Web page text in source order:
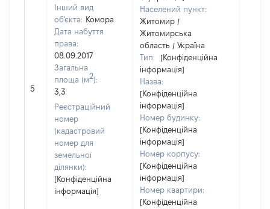
5
Інший вид
об'єкта: Комора
Дата набуття
права:
08.09.2017
Загальна
площа (м2):
3,3
Реєстраційний
номер
(кадастровий
номер для
земельної
ділянки):
[Конфіденційна
інформація]
Населений пункт:
Житомир /
Житомирська
область / Україна
Тип:
[Конфіденційна
інформація]
Назва:
[Конфіденційна
інформація]
Номер будинку:
[Конфіденційна
інформація]
Номер корпусу:
[Конфіденційна
інформація]
Номер квартири:
[Конфіденційна